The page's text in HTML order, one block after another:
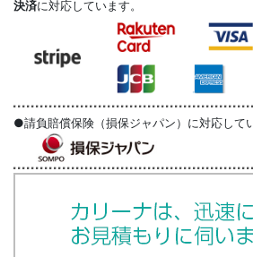
決済に対応しています。
●請負賠償保険（損保ジャパン）に対応して